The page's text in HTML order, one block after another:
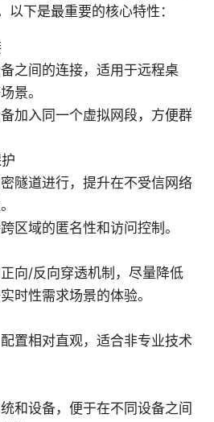
以下是最重要的核心特性：
之间的连接，适用于远程桌
景。
加入同一个虚拟网段，方便群
隧道进行，提升在不受信网络
区域的匿名性和访问控制。
向/反向穿透机制，尽量降低
时性需求场景的体验。
置相对直观，适合非专业技术
和设备，便于在不同设备之间